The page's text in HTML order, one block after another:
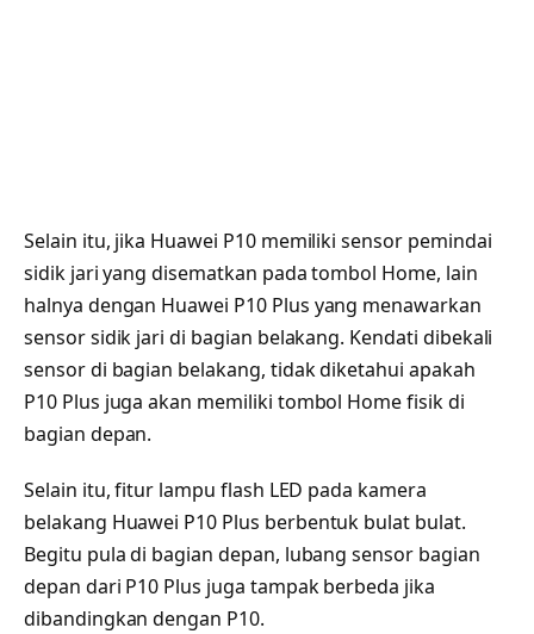
Selain itu, jika Huawei P10 memiliki sensor pemindai
sidik jari yang disematkan pada tombol Home, lain
halnya dengan Huawei P10 Plus yang menawarkan
sensor sidik jari di bagian belakang. Kendati dibekali
sensor di bagian belakang, tidak diketahui apakah
P10 Plus juga akan memiliki tombol Home fisik di
bagian depan.
Selain itu, fitur lampu flash LED pada kamera
belakang Huawei P10 Plus berbentuk bulat bulat.
Begitu pula di bagian depan, lubang sensor bagian
depan dari P10 Plus juga tampak berbeda jika
dibandingkan dengan P10.